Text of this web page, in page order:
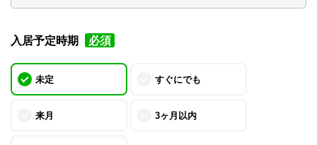
入居予定時期 必須
未定 すぐにでも
来月 3ヶ月以内